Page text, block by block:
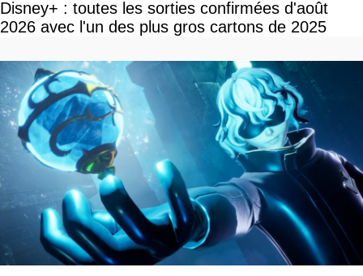
Disney+ : toutes les sorties confirmées d'août
2026 avec l'un des plus gros cartons de 2025